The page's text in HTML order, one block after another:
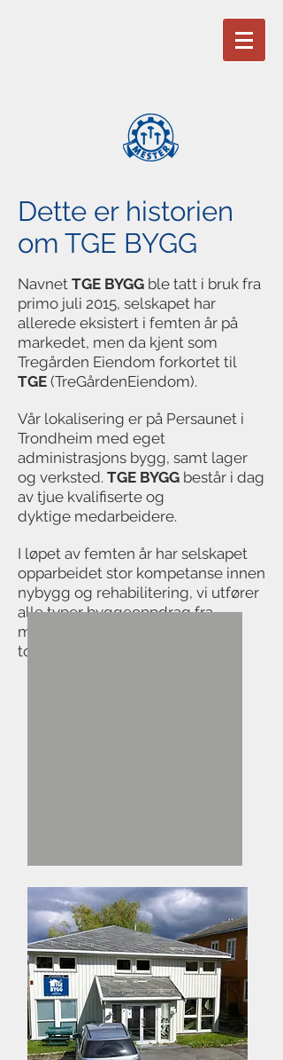
Dette er historien
om TGE BYGG
Navnet TGE BYGG ble tatt i bruk fra
primo juli 2015, selskapet har
allerede eksistert i femten år på
markedet, men da kjent som
Tregården Eiendom forkortet til
TGE (TreGårdenEiendom).
Vår lokalisering er på Persaunet i
Trondheim med eget
administrasjons bygg, samt lager
og verksted. TGE BYGG består i dag
av tjue kvalifiserte og
dyktige medarbeidere.
I løpet av femten år har selskapet
opparbeidet stor kompetanse innen
nybygg og rehabilitering, vi utfører
alle typer byggeoppdrag fra
mindre servicearbeider til store
totalentrepriser.